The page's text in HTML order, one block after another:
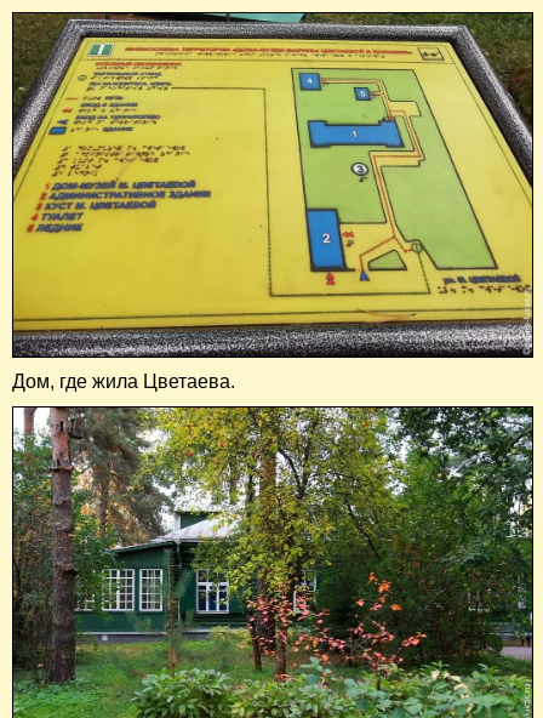
Дом, где жила Цветаева.